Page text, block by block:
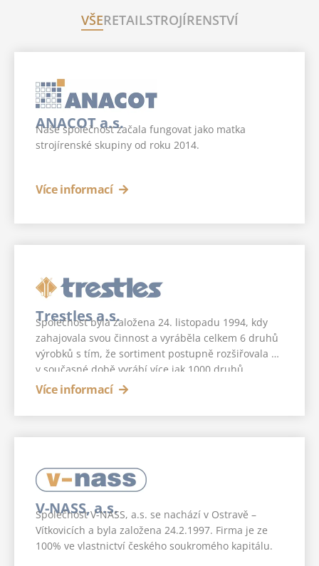
RETAILSTROJÍRENSTVÍ
VŠE
ANACOT a.s.
Naše společnost začala fungovat jako matka
strojírenské skupiny od roku 2014.
Více informací
Trestles a.s.
Společnost byla založena 24. listopadu 1994, kdy
zahajovala svou činnost a vyráběla celkem 6 druhů
výrobků s tím, že sortiment postupně rozšiřovala a
v současné době vyrábí více jak 1000 druhů
výrobků (manipulační technika, stojany, stojany na
bezšroubové regály, rudle, kozidla, stavební
Více informací
V-NASS, a.s.
Společnost V-NASS, a.s. se nachází v Ostravě –
Vítkovicích a byla založena 24.2.1997. Firma je ze
100% ve vlastnictví českého soukromého kapitálu.